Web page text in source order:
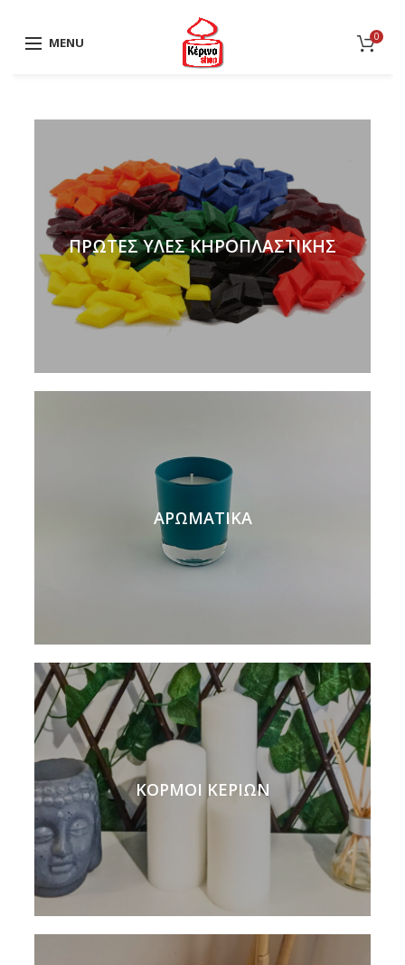
MENU 0
ΠΡΩΤΕΣ ΥΛΕΣ ΚΗΡΟΠΛΑΣΤΙΚΗΣ
ΑΡΩΜΑΤΙΚΑ
ΚΟΡΜΟΙ ΚΕΡΙΩΝ